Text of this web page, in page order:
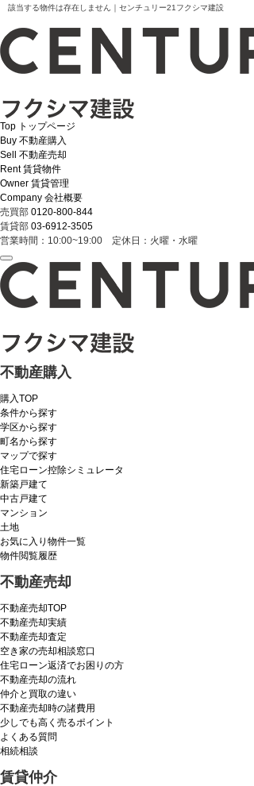
該当する物件は存在しません｜センチュリー21フクシマ建設
Top トップページ
Buy 不動産購入
Sell
不動産売却
Rent 賃貸物件
Owner 賃貸管理
Company 会社概要
売買部 0120-800-844
賃貸部 03-6912-3505
営業時間：10:00~19:00 定休日：火曜・水曜
不動産購入
購入TOP
条件から探す
学区から探す
町名から探す
マップで探す
住宅ローン控除シミュレータ
新築戸建て
中古戸建て
マンション
土地
お気に入り物件一覧
物件閲覧履歴
不動産売却
不動産売却TOP
不動産売却実績
不動産売却査定
空き家の売却相談窓口
住宅ローン返済でお困りの方
不動産売却の流れ
仲介と買取の違い
不動産売却時の諸費用
少しでも高く売るポイント
よくある質問
相続相談
賃貸仲介